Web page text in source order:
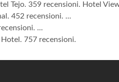
Tejo. 359 recensioni. Hotel
452 recensioni. ...
...
Hotel. 757 recensioni.